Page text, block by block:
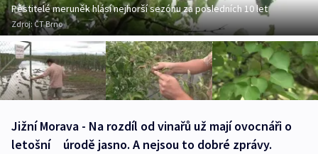
Pěstitelé meruněk hlásí nejhorší sezónu za posledních 10 let
Zdroj: ČT Brno
Jižní Morava - Na rozdíl od vinařů už mají ovocnáři o
letošní úrodě jasno. A nejsou to dobré zprávy.